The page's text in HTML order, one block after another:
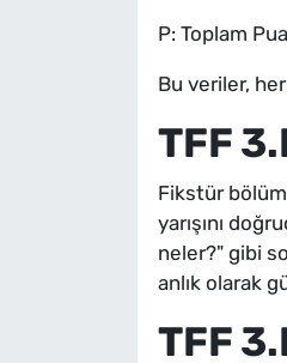
P: Toplam
Bu veriler,
TFF
Fikstür
yarışını
neler?" gibi
anlık olarak
TFF